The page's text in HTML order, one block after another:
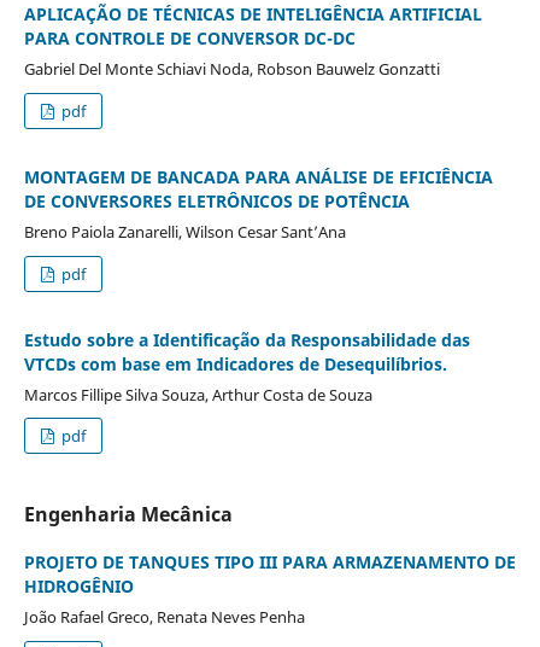
APLICAÇÃO DE TÉCNICAS DE INTELIGÊNCIA ARTIFICIAL
PARA CONTROLE DE CONVERSOR DC-DC
Gabriel Del Monte Schiavi Noda, Robson Bauwelz Gonzatti
pdf
MONTAGEM DE BANCADA PARA ANÁLISE DE EFICIÊNCIA
DE CONVERSORES ELETRÔNICOS DE POTÊNCIA
Breno Paiola Zanarelli, Wilson Cesar Sant’Ana
pdf
Estudo sobre a Identificação da Responsabilidade das
VTCDs com base em Indicadores de Desequilíbrios.
Marcos Fillipe Silva Souza, Arthur Costa de Souza
pdf
Engenharia Mecânica
PROJETO DE TANQUES TIPO III PARA ARMAZENAMENTO DE
HIDROGÊNIO
João Rafael Greco, Renata Neves Penha